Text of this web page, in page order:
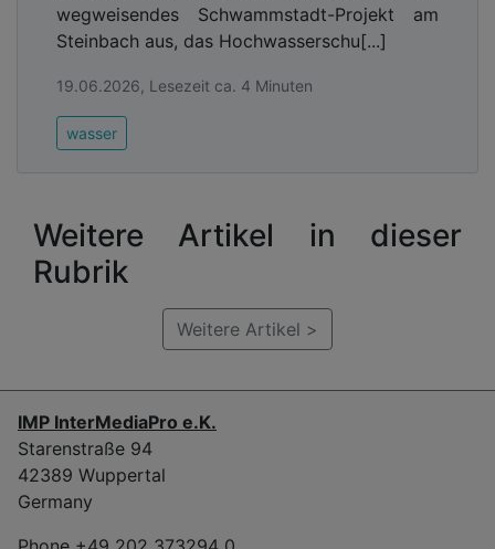
wegweisendes Schwammstadt-Projekt am
Steinbach aus, das Hochwasserschu[...]
19.06.2026, Lesezeit ca. 4 Minuten
wasser
Weitere Artikel in dieser
Rubrik
Weitere Artikel >
IMP InterMediaPro e.K.
Starenstraße 94
42389 Wuppertal
Germany